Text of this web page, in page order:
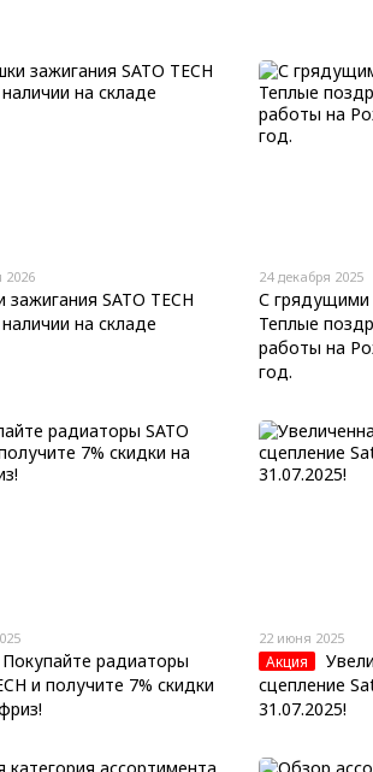
2026
зажигания SATO TECH
на складе
24 декабря 2025
С грядущими
Теплые
работы на
год.
Покупайте радиаторы
и получите 7% скидки
22 июня 2025
Акция
сцепление
31.07.2025!